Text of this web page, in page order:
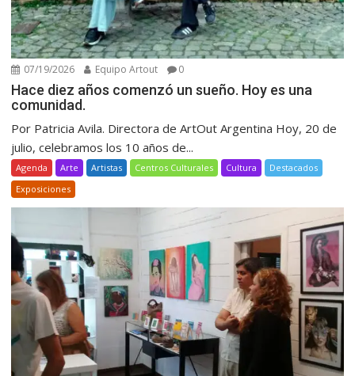
07/19/2026 Equipo Artout 0
Hace diez años comenzó un sueño. Hoy es una
comunidad.
Por Patricia Avila. Directora de ArtOut Argentina Hoy, 20 de
julio, celebramos los 10 años de...
Agenda Arte Artistas Centros Culturales Cultura
Destacados
Exposiciones